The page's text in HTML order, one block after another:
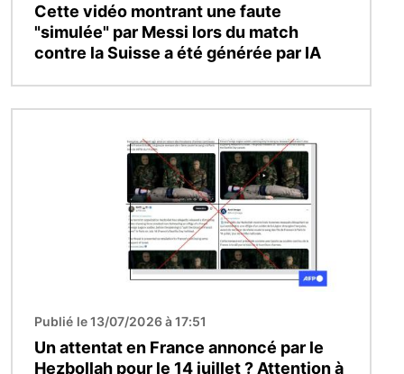
Cette vidéo montrant une faute
"simulée" par Messi lors du match
contre la Suisse a été générée par IA
Publié le 13/07/2026 à 17:51
Un attentat en France annoncé par le
Hezbollah pour le 14 juillet ? Attention à